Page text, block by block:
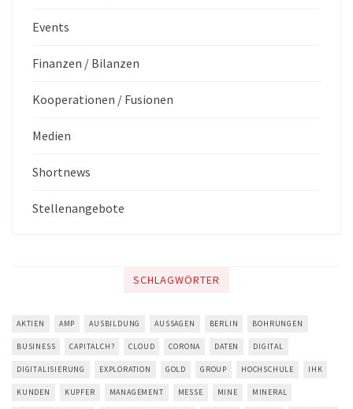
Events
Finanzen / Bilanzen
Kooperationen / Fusionen
Medien
Shortnews
Stellenangebote
SCHLAGWÖRTER
AKTIEN AMP AUSBILDUNG AUSSAGEN BERLIN BOHRUNGEN
BUSINESS CAPITALCH? CLOUD CORONA DATEN DIGITAL
DIGITALISIERUNG EXPLORATION GOLD GROUP HOCHSCHULE IHK
KUNDEN KUPFER MANAGEMENT MESSE MINE MINERAL